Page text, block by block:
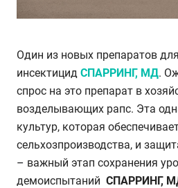
Один из новых препаратов
инсектицид СПАРРИНГ, МД.
спрос на это препарат в
возделывающих рапс. Эта
культур, которая
сельхозпроизводства, и
– важный этап сохранения
демоиспытаний СПАРРИНГ,